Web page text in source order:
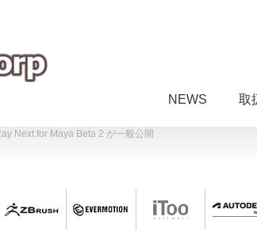
NEWS 取
Next for Maya Beta 2 が一般公開